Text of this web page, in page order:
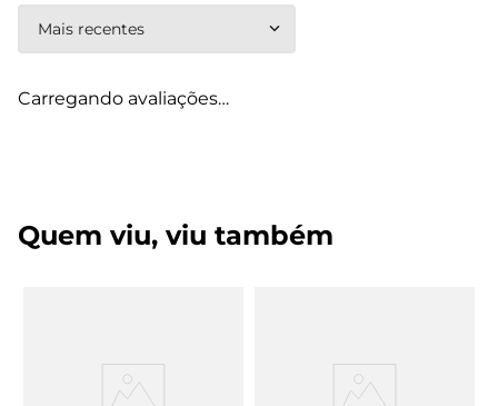
Mais recentes
Carregando avaliações…
Quem viu, viu também